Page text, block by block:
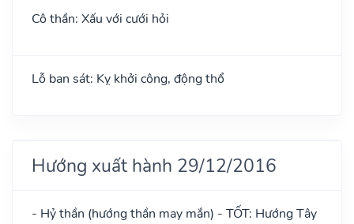
Cô thần: Xấu với cưới hỏi
Lỗ ban sát: Kỵ khởi công, động thổ
Hướng xuất hành 29/12/2016
- Hỷ thần (hướng thần may mắn) - TỐT: Hướng Tây